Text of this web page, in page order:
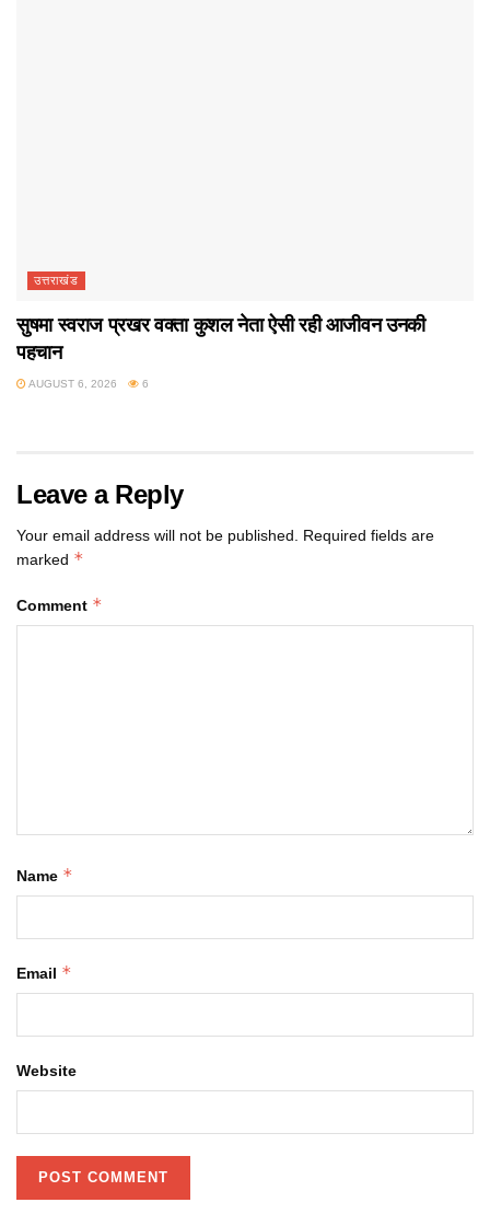
उत्तराखंड
सुषमा स्वराज प्रखर वक्ता कुशल नेता ऐसी रही आजीवन उनकी
पहचान
AUGUST 6, 2026 6
Leave a Reply
Your email address will not be published. Required fields are
marked *
Comment *
Name *
Email *
Website